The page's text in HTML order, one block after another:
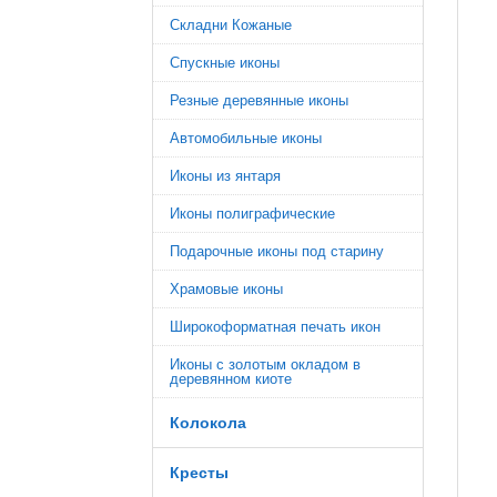
Складни Кожаные
Спускные иконы
Резные деревянные иконы
Автомобильные иконы
Иконы из янтаря
Иконы полиграфические
Подарочные иконы под старину
Храмовые иконы
Широкоформатная печать икон
Иконы с золотым окладом в
деревянном киоте
Колокола
Кресты